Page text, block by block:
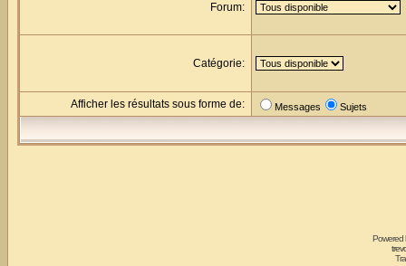
Forum:
Catégorie:
Afficher les résultats sous forme de: Messages Sujets
Powered